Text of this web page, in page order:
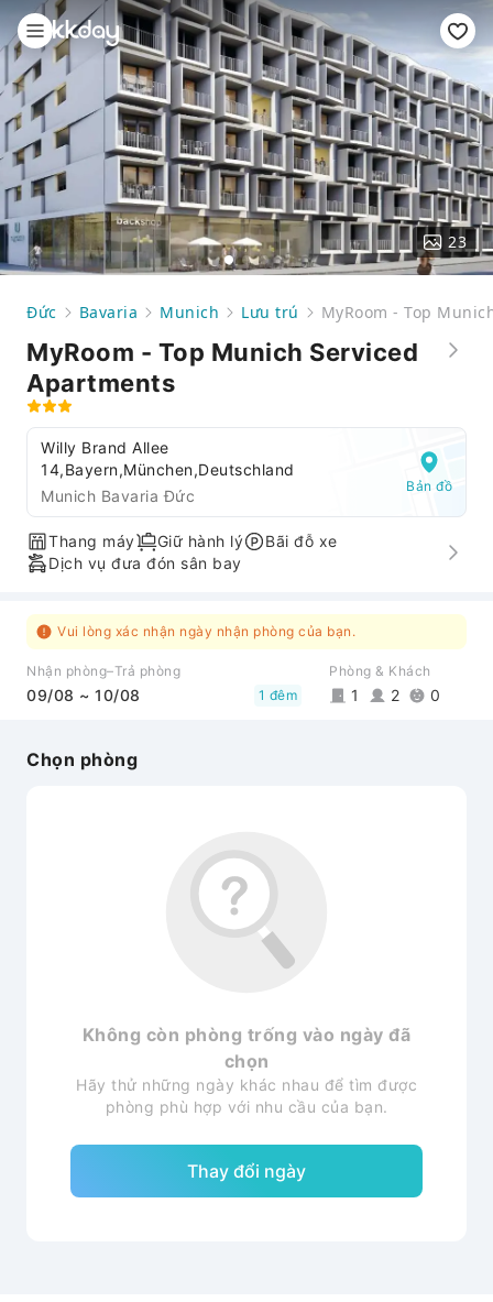
23
Đức Bavaria Munich Lưu trú MyRoom - Top
MyRoom - Top Munich Serviced
Apartments
Willy Brand Allee
14,Bayern,München,Deutschland
Munich Bavaria Đức
Bản đồ
Thang máy Giữ hành lý
Bãi đỗ xe
Dịch vụ đưa đón sân bay
Vui lòng xác nhận ngày nhận phòng của bạn.
Nhận phòng–Trả phòng
09/08 ~ 10/08 1 đêm
Phòng & Khách
1 2 0
Chọn phòng
Không còn phòng trống vào ngày đã
chọn
Hãy thử những ngày khác nhau để tìm được
phòng phù hợp với nhu cầu của bạn.
Thay đổi ngày